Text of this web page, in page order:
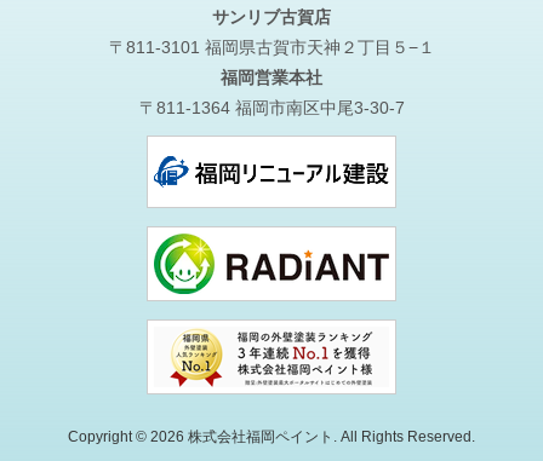
サンリブ古賀店
〒811-3101 福岡県古賀市天神２丁目５−１
福岡営業本社
〒811-1364 福岡市南区中尾3-30-7
Copyright © 2026 株式会社福岡ペイント. All Rights Reserved.